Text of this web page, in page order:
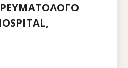
ΡΕΥΜΑΤΟΛΟΓΟ